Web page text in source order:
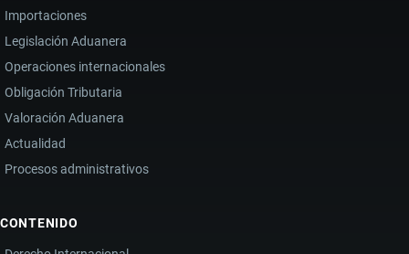
Importaciones
Legislación Aduanera
Operaciones internacionales
Obligación Tributaria
Valoración Aduanera
Actualidad
Procesos administrativos
CONTENIDO